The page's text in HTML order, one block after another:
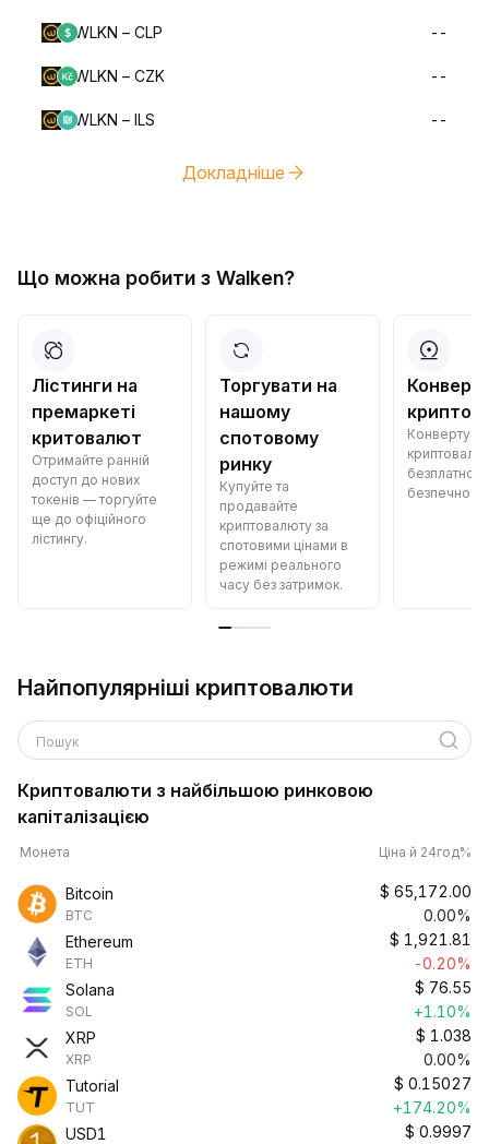
WLKN – CLP --
WLKN – CZK --
WLKN – ILS --
Докладніше
Що можна робити з Walken?
Лістинги на
премаркеті
критовалют
Отримайте ранній
доступ до нових
токенів — торгуйте
ще до офіційного
лістингу.
Торгувати на
нашому
спотовому
ринку
Купуйте та
продавайте
криптовалюту за
спотовими цінами в
режимі реального
часу без затримок.
безплатно
безпечно й
Найпопулярніші криптовалюти
Пошук
Криптовалюти з найбільшою ринковою
капіталізацією
Монета Ціна й 24год%
Bitcoin
BTC
$ 65,172.00
0.00%
Ethereum
ETH
$ 1,921.81
-0.20%
Solana
SOL
$ 76.55
+1.10%
XRP
XRP
$ 1.038
0.00%
Tutorial
TUT
$ 0.15027
+174.20%
USD1
$ 0.9997